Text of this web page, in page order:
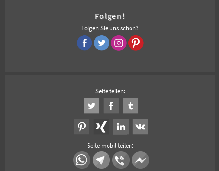
Folgen!
Folgen Sie uns schon?
Seite teilen:
Seite mobil teilen: